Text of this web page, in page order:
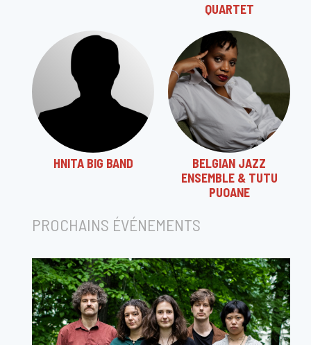
QUARTET
HNITA BIG BAND
BELGIAN JAZZ
ENSEMBLE & TUTU
PUOANE
PROCHAINS ÉVÉNEMENTS